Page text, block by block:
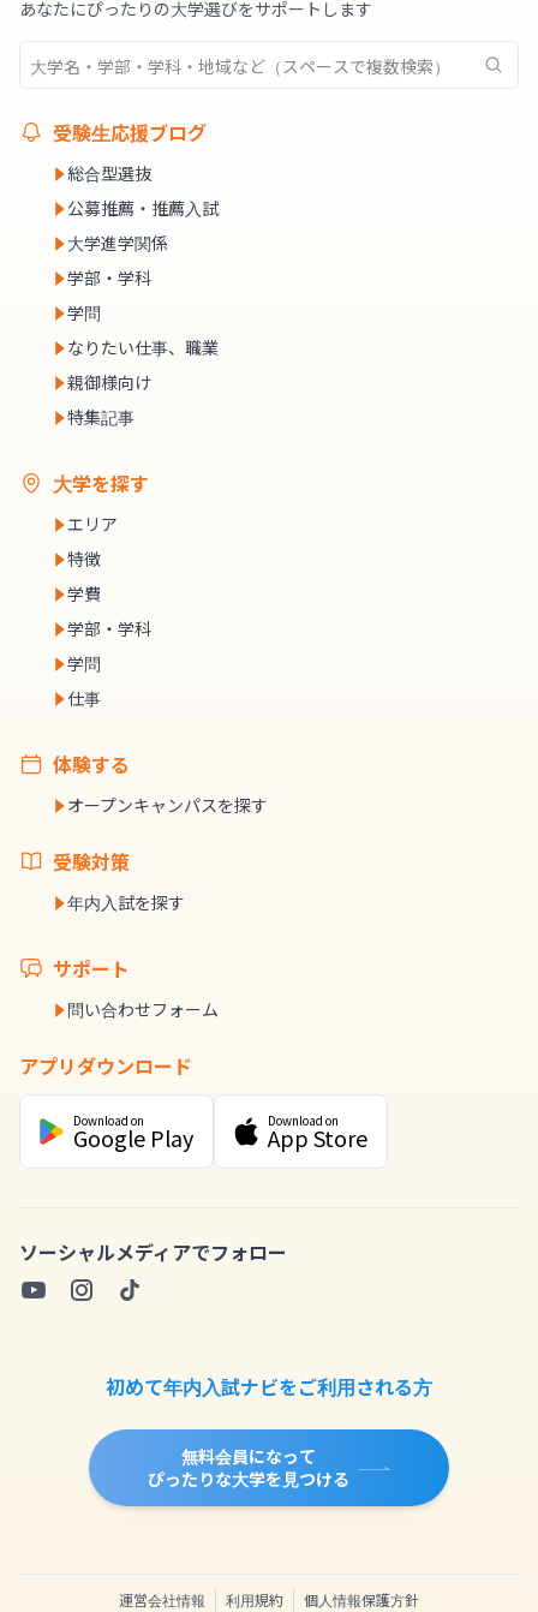
あなたにぴったりの大学選びをサポートします
受験生応援ブログ
総合型選抜
公募推薦・推薦入試
大学進学関係
学部・学科
学問
なりたい仕事、職業
親御様向け
特集記事
大学を探す
エリア
特徴
学費
学部・学科
学問
仕事
体験する
オープンキャンパスを探す
受験対策
年内入試を探す
サポート
問い合わせフォーム
アプリダウンロード
Download on
Google Play
Download on
App Store
ソーシャルメディアでフォロー
初めて年内入試ナビをご利用される方
無料会員になって
ぴったりな大学を見つける
運営会社情報 利用規約 個人情報保護方針